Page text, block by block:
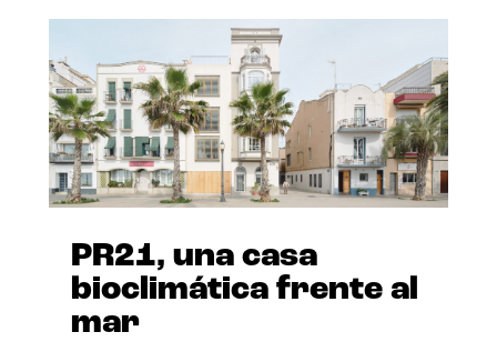
PR21, una casa
bioclimática frente al
mar